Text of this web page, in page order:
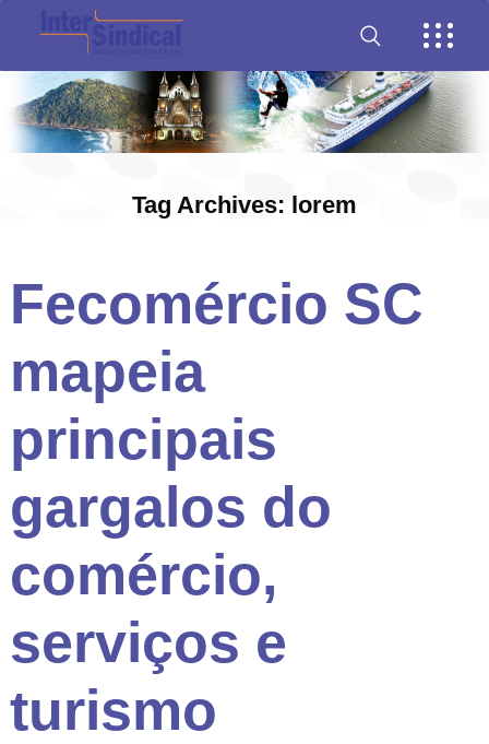
Tag Archives: lorem
Fecomércio SC
mapeia
principais
gargalos do
comércio,
serviços e
turismo